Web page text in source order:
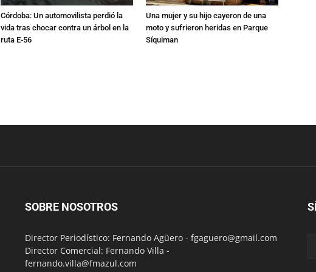
Córdoba: Un automovilista perdió la
vida tras chocar contra un árbol en la
ruta E-56
Una mujer y su hijo cayeron de una
moto y sufrieron heridas en Parque
Síquiman
SOBRE NOSOTROS
Director Periodístico: Fernando Agüero - fgaguero@gmail.com
Director Comercial: Fernando Villa -
fernando.villa@fmazul.com